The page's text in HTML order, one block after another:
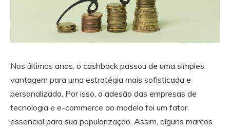
Nos últimos anos, o cashback passou de uma simples
vantagem para uma estratégia mais sofisticada e
personalizada. Por isso, a adesão das empresas de
tecnologia e e-commerce ao modelo foi um fator
essencial para sua popularização. Assim, alguns marcos